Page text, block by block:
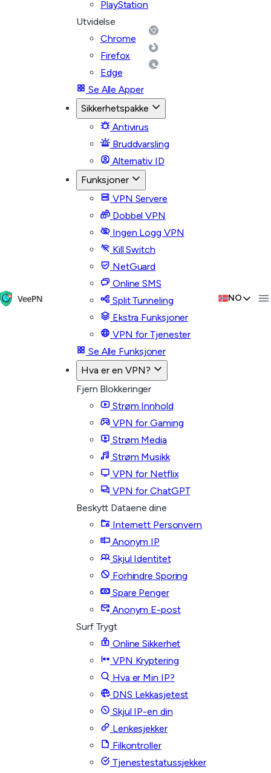
PlayStation
Utvidelse
Chrome
Firefox
Edge
Se Alle Apper
Sikkerhetspakke
Antivirus
Bruddvarsling
Alternativ ID
Funksjoner
VPN Servere
Dobbel VPN
Ingen Logg VPN
Kill Switch
NetGuard
Online SMS
Split Tunneling
Ekstra Funksjoner
VPN for Tjenester
Se Alle Funksjoner
Hva er en VPN?
Fjern Blokkeringer
Strøm Innhold
VPN for Gaming
Strøm Media
Strøm Musikk
VPN for Netflix
VPN for ChatGPT
Beskytt Dataene dine
Internett Personvern
Anonym IP
Skjul Identitet
Forhindre Sporing
Spare Penger
Anonym E-post
Surf Trygt
Online Sikkerhet
VPN Kryptering
Hva er Min IP?
DNS Lekkasjetest
Skjul IP-en din
Lenkesjekker
Filkontroller
Tjenestestatussjekker
NO